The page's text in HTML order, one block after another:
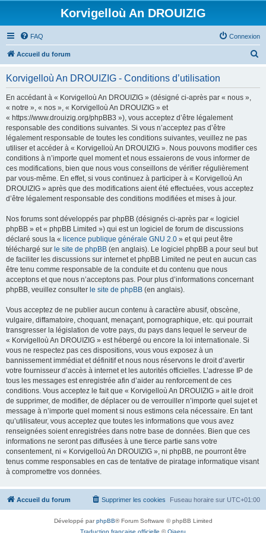
Korvigelloù An DROUIZIG
FAQ Connexion
Accueil du forum
Korvigelloù An DROUIZIG - Conditions d’utilisation
En accédant à « Korvigelloù An DROUIZIG » (désigné ci-après par « nous »,
« notre », « nos », « Korvigelloù An DROUIZIG » et
« https://www.drouizig.org/phpBB3 »), vous acceptez d’être légalement
responsable des conditions suivantes. Si vous n’acceptez pas d’être
légalement responsable de toutes les conditions suivantes, veuillez ne pas
utiliser et accéder à « Korvigelloù An DROUIZIG ». Nous pouvons modifier ces
conditions à n’importe quel moment et nous essaierons de vous informer de
ces modifications, bien que nous vous conseillons de vérifier régulièrement
par vous-même. En effet, si vous continuez à participer à « Korvigelloù An
DROUIZIG » après que des modifications aient été effectuées, vous acceptez
d’être légalement responsable des conditions modifiées et mises à jour.
Nos forums sont développés par phpBB (désignés ci-après par « logiciel
phpBB » et « phpBB Limited ») qui est un logiciel de forum de discussions
déclaré sous la « licence publique générale GNU 2.0 » et qui peut être
téléchargé sur le site de phpBB (en anglais). Le logiciel phpBB a pour seul but
de faciliter les discussions sur internet et phpBB Limited ne peut en aucun cas
être tenu comme responsable de la conduite et du contenu que nous
acceptons et que nous n’acceptons pas. Pour plus d’informations concernant
phpBB, veuillez consulter le site de phpBB (en anglais).
Vous acceptez de ne publier aucun contenu à caractère abusif, obscène,
vulgaire, diffamatoire, choquant, menaçant, pornographique, etc. qui pourrait
transgresser la législation de votre pays, du pays dans lequel le serveur de
« Korvigelloù An DROUIZIG » est hébergé ou encore la loi internationale. Si
vous ne respectez pas ces dispositions, vous vous exposez à un
bannissement immédiat et définitif et nous nous réservons le droit d’avertir
votre fournisseur d’accès à internet et les autorités officielles. L’adresse IP de
tous les messages est enregistrée afin d’aider au renforcement de ces
conditions. Vous acceptez le fait que « Korvigelloù An DROUIZIG » ait le droit
de supprimer, de modifier, de déplacer ou de verrouiller n’importe quel sujet et
message à n’importe quel moment si nous estimons cela nécessaire. En tant
qu’utilisateur, vous acceptez que toutes les informations que vous avez
renseignées soient enregistrées dans notre base de données. Bien que ces
informations ne seront pas diffusées à une tierce partie sans votre
consentement, ni « Korvigelloù An DROUIZIG », ni phpBB, ne pourront être
tenus comme responsables en cas de tentative de piratage informatique visant
à compromettre vos données.
Accueil du forum Fuseau horaire sur UTC+01:00
Supprimer les cookies
Développé parphpBB® Forum Software © phpBB Limited
Traduction française officielle ©Qiaeru